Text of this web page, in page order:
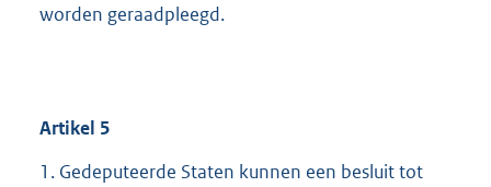
worden geraadpleegd.
Artikel 5
1. Gedeputeerde Staten kunnen een besluit tot